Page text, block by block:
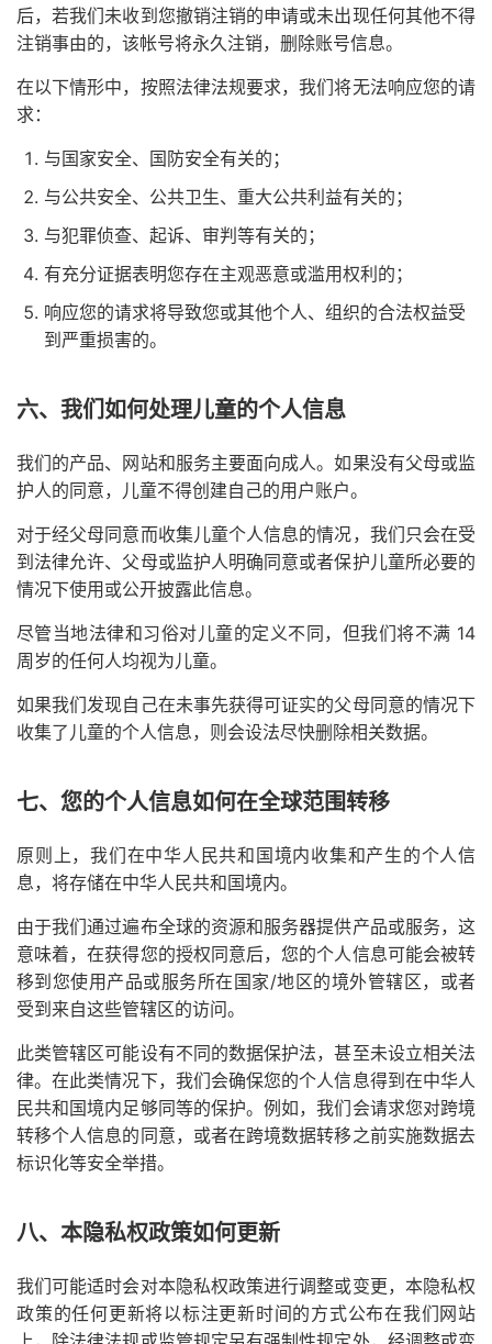
后，若我们未收到您撤销注销的申请或未出现任何其他不得
注销事由的，该帐号将永久注销，删除账号信息。
在以下情形中，按照法律法规要求，我们将无法响应您的请
求：
与国家安全、国防安全有关的；
与公共安全、公共卫生、重大公共利益有关的；
与犯罪侦查、起诉、审判等有关的；
有充分证据表明您存在主观恶意或滥用权利的；
响应您的请求将导致您或其他个人、组织的合法权益受
到严重损害的。
六、我们如何处理儿童的个人信息
我们的产品、网站和服务主要面向成人。如果没有父母或监
护人的同意，儿童不得创建自己的用户账户。
对于经父母同意而收集儿童个人信息的情况，我们只会在受
到法律允许、父母或监护人明确同意或者保护儿童所必要的
情况下使用或公开披露此信息。
尽管当地法律和习俗对儿童的定义不同，但我们将不满 14
周岁的任何人均视为儿童。
如果我们发现自己在未事先获得可证实的父母同意的情况下
收集了儿童的个人信息，则会设法尽快删除相关数据。
七、您的个人信息如何在全球范围转移
原则上，我们在中华人民共和国境内收集和产生的个人信
息，将存储在中华人民共和国境内。
由于我们通过遍布全球的资源和服务器提供产品或服务，这
意味着，在获得您的授权同意后，您的个人信息可能会被转
移到您使用产品或服务所在国家/地区的境外管辖区，或者
受到来自这些管辖区的访问。
此类管辖区可能设有不同的数据保护法，甚至未设立相关法
律。在此类情况下，我们会确保您的个人信息得到在中华人
民共和国境内足够同等的保护。例如，我们会请求您对跨境
转移个人信息的同意，或者在跨境数据转移之前实施数据去
标识化等安全举措。
八、本隐私权政策如何更新
我们可能适时会对本隐私权政策进行调整或变更，本隐私权
政策的任何更新将以标注更新时间的方式公布在我们网站